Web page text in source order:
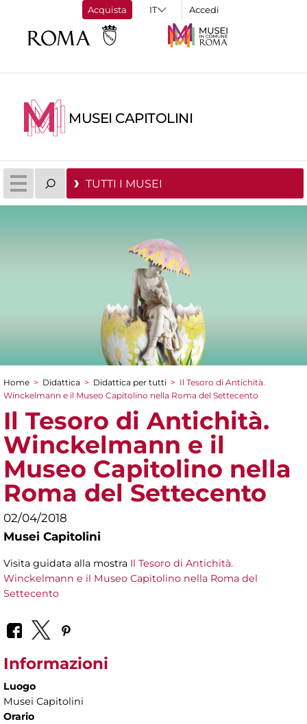
Acquista Accedi
MUSEI CAPITOLINI
TUTTI I MUSEI
Tu sei qui
Home > Didattica > Didattica per tutti > Il Tesoro di Antichità.
Winckelmann e il Museo Capitolino nella Roma del Settecento
Il Tesoro di Antichità.
Winckelmann e il
Museo Capitolino nella
Roma del Settecento
02/04/2018
Musei Capitolini
Visita guidata alla mostra Il Tesoro di Antichità.
Winckelmann e il Museo Capitolino nella Roma del
Settecento
Informazioni
Luogo
Musei Capitolini
Orario